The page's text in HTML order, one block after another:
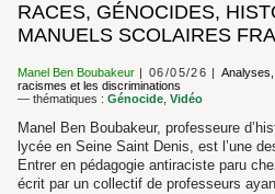
RACES, GÉNOCIDES,
MANUELS SCOLAIRES
Manel Ben Boubakeur 06/05/26
racismes et les discriminations
— thématiques : Génocide Vidéo
Manel Ben Boubakeur, professeure
lycée en Seine Saint Denis, est l’une
Entrer en pédagogie antiraciste paru
écrit par un collectif de professeurs